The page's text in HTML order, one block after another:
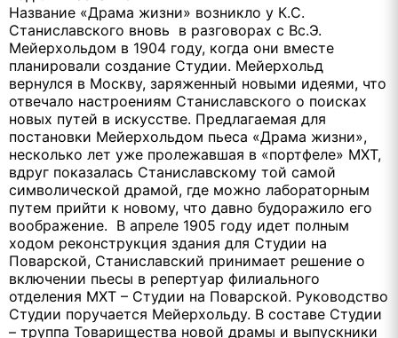
Название «Драма жизни» возникло у К.С.
Станиславского вновь в разговорах с Вс.Э.
Мейерхольдом в 1904 году, когда они вместе
планировали создание Студии. Мейерхольд
вернулся в Москву, заряженный новыми идеями, что
отвечало настроениям Станиславского о поисках
новых путей в искусстве. Предлагаемая для
постановки Мейерхольдом пьеса «Драма жизни»,
несколько лет уже пролежавшая в «портфеле» МХТ,
вдруг показалась Станиславскому той самой
символической драмой, где можно лабораторным
путем прийти к новому, что давно будоражило его
воображение. В апреле 1905 году идет полным
ходом реконструкция здания для Студии на
Поварской, Станиславский принимает решение о
включении пьесы в репертуар филиального
отделения МХТ – Студии на Поварской. Руководство
Студии поручается Мейерхольду. В составе Студии
– труппа Товарищества новой драмы и выпускники